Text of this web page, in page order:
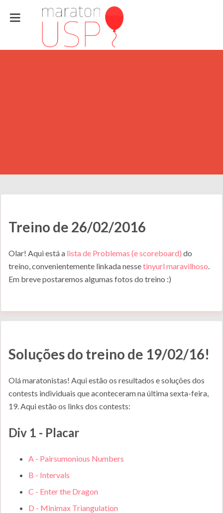
Treino de 26/02/2016
Olar! Aqui está a lista de Problemas (e scoreboard) do
treino, convenientemente linkada nessetinyurl maravilhoso.
Em breve postaremos algumas fotos do treino :)
Soluções do treino de 19/02/16!
Olá maratonistas! Aqui estão os resultados e soluções dos
contests individuais que aconteceram na última sexta-feira,
19. Aqui estão os links dos contests:
Div 1 - Placar
A - Pairsumonious Numbers
B - Intervals
C - Enter the Dragon
D - Minimax Triangulation